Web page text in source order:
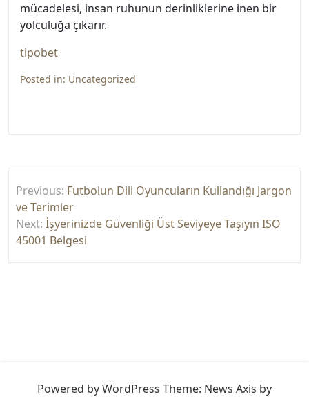
mücadelesi, insan ruhunun derinliklerine inen bir
yolculuğa çıkarır.
tipobet
Posted in: Uncategorized
gezinmesi
Previous: Futbolun Dili Oyuncuların Kullandığı Jargon
ve Terimler
Next: İşyerinizde Güvenliği Üst Seviyeye Taşıyın ISO
45001 Belgesi
Powered by WordPress Theme: News Axis by